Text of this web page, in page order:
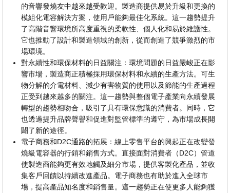
的音響發燒友中越來越受歡迎。製造商提供易於升級和更換的
模組化電容解決方案，使用戶能夠最佳化系統。這一趨勢提升
了高階音響環境所高度重視的柔軟性、個人化和易於維護性。
它也推動了設計和製造領域的創新，從而創造了競爭激烈的市
場環境。
對永續性和環保材料的日益關注：環境問題的日益嚴峻正在影
響市場，製造商正積極採用環保材料和永續的生產方法。可生
物分解的介電材料、減少有害物質的使用以及節能的生產過程
正受到越來越多的關注。這一趨勢與整個電子產業向永續發展
轉型的趨勢相吻合，吸引了具有環保意識的消費者。同時，它
也透過提升品牌聲譽和促進對監管標準的遵守，為市場成長開
闢了新的途徑。
電子商務和D2C通路的拓展：線上零售平台的興起正在改變發
燒級電容器的行銷和銷售方式。直接面對消費者（D2C）管道
使製造商能夠更有效地觸及細分市場，提供客製化產品，並收
集客戶回饋以持續改進產品。電子商務也有助於進入全球市
場，提高產品知名度和銷售量。這一趨勢正在使更多人能夠獲